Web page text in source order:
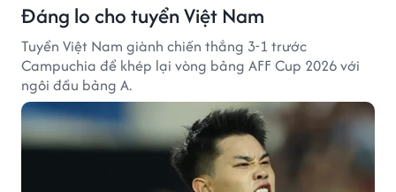
Đáng lo cho tuyển Việt Nam
Tuyển Việt Nam giành chiến thắng 3-1 trước
Campuchia để khép lại vòng bảng AFF Cup 2026 với
ngôi đầu bảng A.